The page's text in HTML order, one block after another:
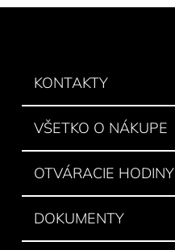
KONTAKTY
VŠETKO O NÁKUPE
OTVÁRACIE HODINY
DOKUMENTY